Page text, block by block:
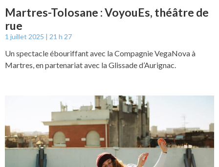
Martres-Tolosane : VoyouEs, théâtre de
rue
1 juillet 2025 21 h 27
Un spectacle ébouriffant avec la Compagnie VegaNova à
Martres, en partenariat avec la Glissade d’Aurignac.